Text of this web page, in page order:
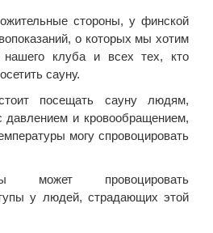
стороны, у финской
о которых мы хотим
нашего клуба и всех тех, кто
сауну.
посещать сауну людям,
и кровообращением,
могу спровоцировать
может провоцировать
у людей, страдающих этой